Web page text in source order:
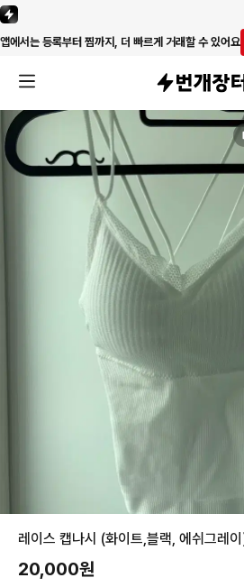
앱에서는 등록부터 찜까지, 더 빠르게 거래할 수 있어요
레이스 캡나시 (화이트,블랙, 에쉬그레
20,000원